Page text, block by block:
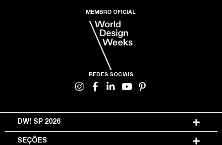
MEMBRO OFICIAL
REDES SOCIAIS
DW! SP 2026
SEÇÕES